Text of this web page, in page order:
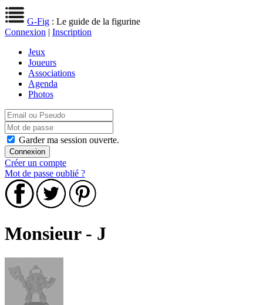
G-Fig : Le guide de la figurine
Connexion | Inscription
Jeux
Joueurs
Associations
Agenda
Photos
Garder ma session ouverte.
Créer un compte
Mot de passe oublié ?
Monsieur - J